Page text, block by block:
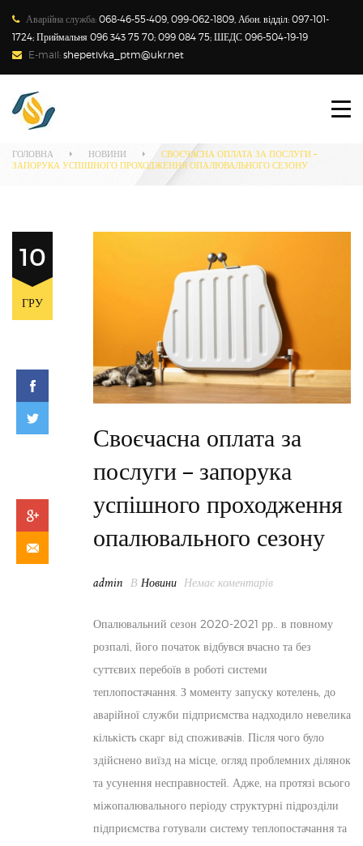
Аварійна служба: 068-46-55-409, 099-062-1809, Абон. відділ: 097-101-
1724; Приймальня 096 343 75 70; 099 084 75; ШЕДС 096-504-19-19
E-mail: shepetivka_ptm@ukr.net
СПОЖИВАЧАМ
НОВИНИ
ЗАКОНОДАВСТВО
ТЕХНІЧНИЙ МЕНЕДЖМЕНТ
Наші новини
ГОЛОВНА НОВИНИ
СВОЄЧАСНА ОПЛАТА ЗА ПОСЛУГИ –
ЗАПОРУКА УСПІШНОГО ПРОХОДЖЕННЯ ОПАЛЮВАЛЬНОГО СЕЗОНУ
10
ГРУ
Своєчасна оплата за
послуги – запорука
успішного проходження
опалювального сезону
admin В Новини Немає коментарів
Опалювальний сезон 2020-2021 рр.. в повному
розпалі, його початок відбувся вчасно та без
суттєвих перебоїв в роботі системи
теплопостачання. З моменту запуску котелень, до
аварійної служби підприємства надходило невелика
кількість скарг від споживачів. Після чого було
здійснено виїзд на місце, огляд проблемних ділянок
та усунення несправностей. Адже, на протязі всього
міжопалювального періоду структурні підрозділи
підприємства готували систему теплопостачання та